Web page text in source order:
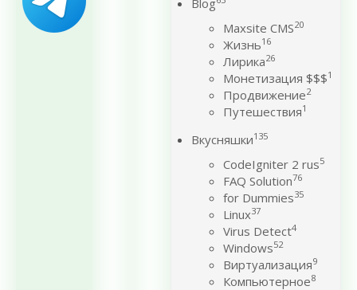
Blog
Maxsite CMS20
Жизнь16
Лирика26
Монетизация $$$1
Продвижение2
Путешествия1
Вкусняшки135
CodeIgniter 2 rus5
FAQ Solution76
for Dummies35
Linux37
Virus Detect4
Windows52
Виртуализация9
Компьютерное8